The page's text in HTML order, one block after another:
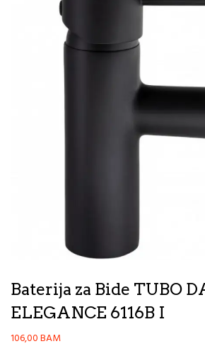
Baterija za Bide TUBO
ELEGANCE 6116B I
106,00BAM